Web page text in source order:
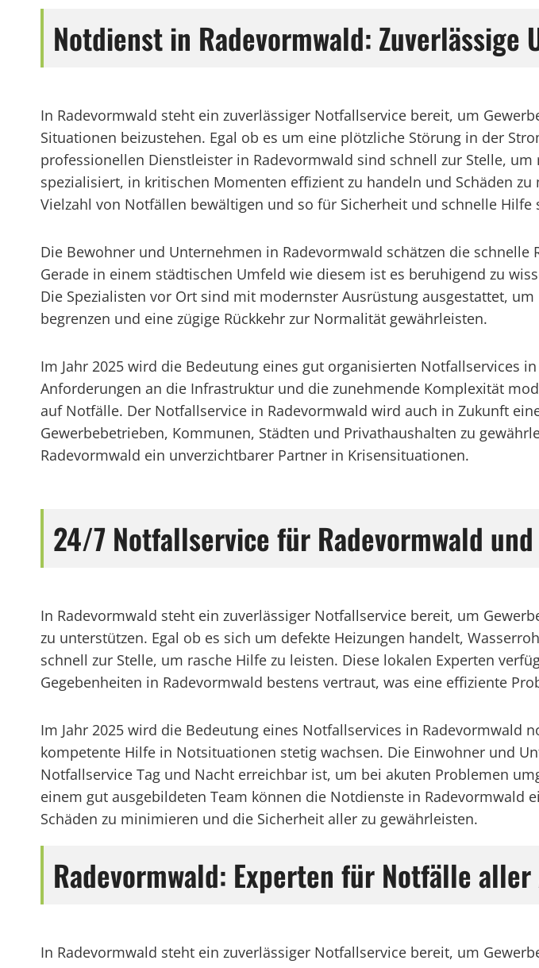
Notdienst in Radevormwald: Zuverlässige
In Radevormwald steht ein zuverlässiger Notfallservice bereit, um
Situationen beizustehen. Egal ob es um eine plötzliche Störung in der
professionellen Dienstleister in Radevormwald sind schnell zur Stelle,
spezialisiert, in kritischen Momenten effizient zu handeln und Schäden
Vielzahl von Notfällen bewältigen und so für Sicherheit und schnelle Hilfe
Die Bewohner und Unternehmen in Radevormwald schätzen die
Gerade in einem städtischen Umfeld wie diesem ist es beruhigend zu
Die Spezialisten vor Ort sind mit modernster Ausrüstung ausgestattet,
begrenzen und eine zügige Rückkehr zur Normalität gewährleisten.
Im Jahr 2025 wird die Bedeutung eines gut organisierten Notfallservices
Anforderungen an die Infrastruktur und die zunehmende Komplexität
auf Notfälle. Der Notfallservice in Radevormwald wird auch in Zukunft
Gewerbebetrieben, Kommunen, Städten und Privathaushalten zu
Radevormwald ein unverzichtbarer Partner in Krisensituationen.
24/7 Notfallservice für Radevormwald
In Radevormwald steht ein zuverlässiger Notfallservice bereit, um
zu unterstützen. Egal ob es sich um defekte Heizungen handelt,
schnell zur Stelle, um rasche Hilfe zu leisten. Diese lokalen Experten
Gegebenheiten in Radevormwald bestens vertraut, was eine effiziente
Im Jahr 2025 wird die Bedeutung eines Notfallservices in Radevormwald
kompetente Hilfe in Notsituationen stetig wachsen. Die Einwohner und
Notfallservice Tag und Nacht erreichbar ist, um bei akuten Problemen
einem gut ausgebildeten Team können die Notdienste in
Schäden zu minimieren und die Sicherheit aller zu gewährleisten.
Radevormwald: Experten für Notfälle
In Radevormwald steht ein zuverlässiger Notfallservice bereit, um